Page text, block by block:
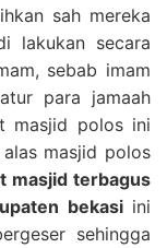
sah mereka
lakukan secara
sebab imam
para jamaah
masjid polos ini
masjid polos
masjid terbagus
bekasiini
sehingga